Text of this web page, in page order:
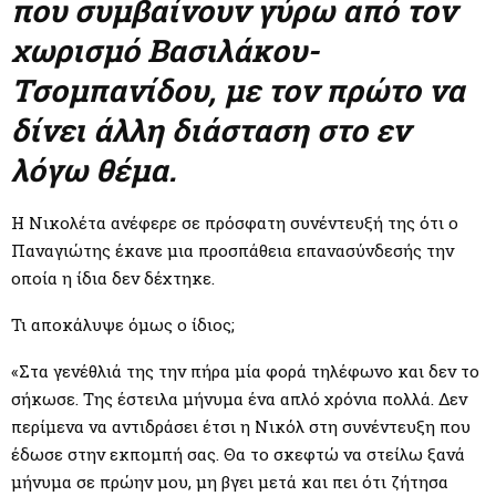
E
N
U
που συμβαίνουν γύρω από τον
χωρισμό Βασιλάκου-
Τσομπανίδου, με τον πρώτο να
δίνει άλλη διάσταση στο εν
λόγω θέμα.
Η Νικολέτα ανέφερε σε πρόσφατη συνέντευξή της ότι ο
Παναγιώτης έκανε μια προσπάθεια επανασύνδεσής την
οποία η ίδια δεν δέχτηκε.
Τι αποκάλυψε όμως ο ίδιος;
«Στα γενέθλιά της την πήρα μία φορά τηλέφωνο και δεν το
σήκωσε. Της έστειλα μήνυμα ένα απλό χρόνια πολλά. Δεν
περίμενα να αντιδράσει έτσι η Νικόλ στη συνέντευξη που
έδωσε στην εκπομπή σας. Θα το σκεφτώ να στείλω ξανά
μήνυμα σε πρώην μου, μη βγει μετά και πει ότι ζήτησα